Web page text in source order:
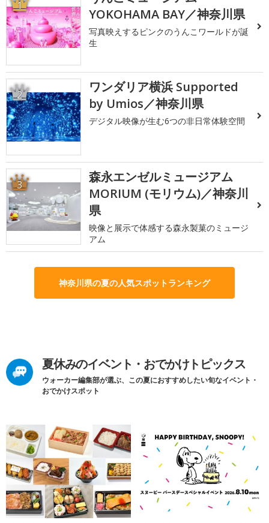
1
YOKOHAMA BAY／神奈川県
写真映えするピンクのうんこワールドが誕
生
2
ワンダリア横浜 Supported
by Umios／神奈川県
デジタル映像が生む6つの非日常体験空間
3
森永エンゼルミュージアム
MORIUM (モリウム)／神奈川
県
映像と展示で体感する森永製菓のミュージ
アム
神奈川県の夏の人気スポットランキング
夏休みのイベント・おでかけトピックス
ウォーカー編集部が選ぶ、この夏におすすめしたい旬なイベント・
おでかけスポット